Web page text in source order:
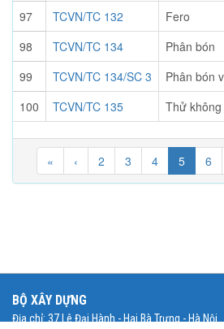
97
TCVN/TC 132
Fero
98
TCVN/TC 134
Phân bón
99
TCVN/TC 134/SC 3
Phân bón
100
TCVN/TC 135 Thử
« ‹ 2 3 4 5 6
BỘ XÂY DỰNG
Địa chỉ: 37 Lê Đại Hành - Hai Bà Trưng - Hà Nội